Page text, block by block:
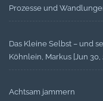
Prozesse und
Das Kleine Selbst – und
Köhnlein, Markus [Jun 30,
Achtsam jammern